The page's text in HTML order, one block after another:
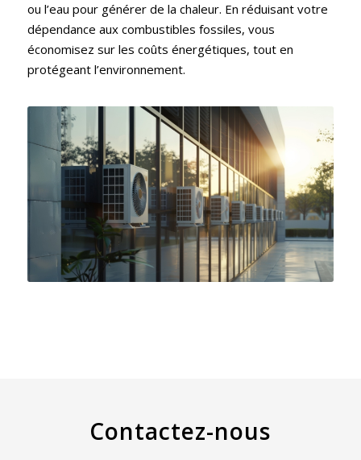
ou l’eau pour générer de la chaleur. En réduisant votre
dépendance aux combustibles fossiles, vous
économisez sur les coûts énergétiques, tout en
protégeant l’environnement.
Contactez-nous